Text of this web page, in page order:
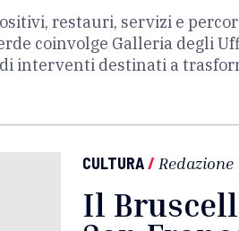
restauri, servizi e
coinvolge Galleria degli
interventi destinati a
CULTURA/ Redazione
Il